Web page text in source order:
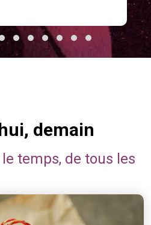
demain
temps, de tous les